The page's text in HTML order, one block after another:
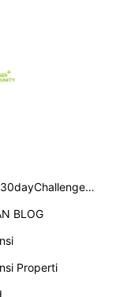
#BPN30dayChallenge2019
BLOG
Properti